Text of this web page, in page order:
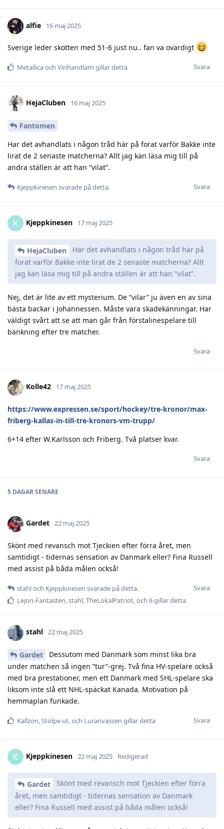
alfie 16 maj 2025
Sverige leder skotten med 51-6 just nu.. fan va ovärdigt
Svara
Metallicaoch Vinhandlarn gillar detta
HejaCluben 16 maj 2025
Fantomen
Har det avhandlats i någon tråd här på forat varför Bakke inte
lirat de 2 senaste matcherna? Allt jag kan läsa mig till på
andra ställen är att han ”vilat”.
Svara
Kjeppkinesen svarade på detta.
K Kjeppkinesen 17 maj 2025
HejaCluben
Har det avhandlats i någon tråd här på
forat varför Bakke inte lirat de 2 senaste matcherna? Allt
jag kan läsa mig till på andra ställen är att han ”vilat”.
Nej, det är lite av ett mysterium. De “vilar” ju även en av sina
bästa backar i Johannessen. Måste vara skadekänningar. Har
väldigt svårt att se att man går från förstalinespelare till
bänkning efter tre matcher.
Svara
Kolle42 17 maj 2025
https://www.expressen.se/sport/hockey/tre-kronor/max-
friberg-kallas-in-till-tre-kronors-vm-trupp/
6+14 efter W.Karlsson och Friberg. Två platser kvar.
Svara
5 DAGARSENARE
Gardet 22 maj 2025
Skönt med revansch mot Tjeckien efter förra året, men
samtidigt - tidernas sensation av Danmark eller? Fina Russell
med assist på båda målen också!
Svara
stahloch Kjeppkinesen svarade på detta.
Lejon-Fantasten stahl TheLokalPatriot , och 6gillar detta
stahl 22 maj 2025
Gardet
Dessutom med Danmark som minst lika bra
under matchen så ingen ”tur”-grej. Två fina HV-spelare också
med bra prestationer, men ett Danmark med SHL-spelare ska
liksom inte slå ett NHL-späckat Kanada. Motivation på
hemmaplan funkade.
Svara
Kallzon,Stolpe ut, och Lurarivassen gillar detta
K Kjeppkinesen 22 maj 2025 Redigerad
Gardet
Skönt med revansch mot Tjeckien efter förra
året, men samtidigt - tidernas sensation av Danmark
eller? Fina Russell med assist på båda målen också!